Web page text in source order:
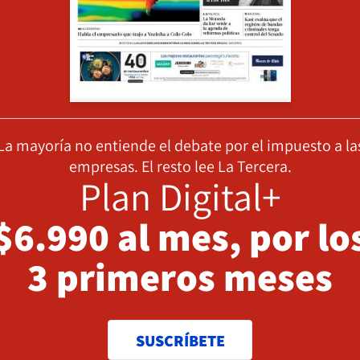
mayoría no entiende el debate por el impuesto a
empresas. El resto lee La Tercera.
Plan Digital+
al mes, por
3 primeros meses
SUSCRÍBETE